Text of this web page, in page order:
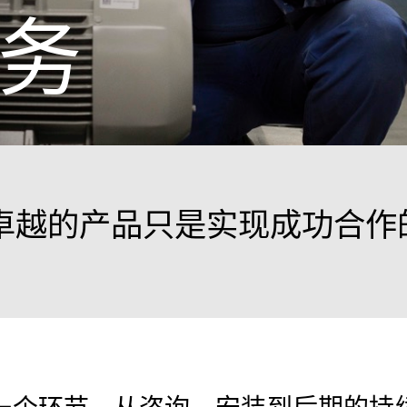
越的产品只是实现成功合